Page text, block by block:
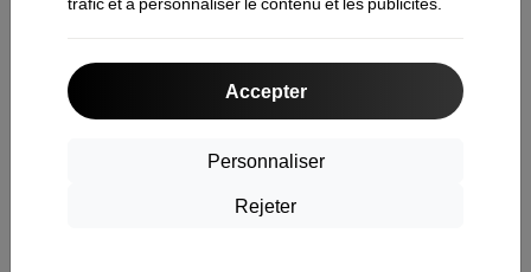
Accepter
Personnaliser
Rejeter
Shopping